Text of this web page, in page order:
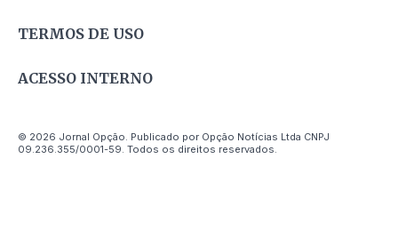
TERMOS DE USO
ACESSO INTERNO
© 2026 Jornal Opção. Publicado por Opção Notícias Ltda CNPJ
09.236.355/0001-59. Todos os direitos reservados.